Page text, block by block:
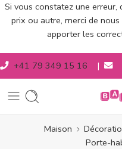
Si vous constatez une erreur,
prix ou autre, merci de
apporter les
+41 79 349 15 16 |
Maison
Porte-